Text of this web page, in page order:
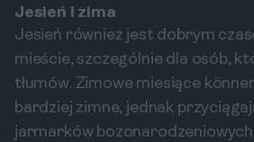
Jesień i zima
Jesień również jest dobrym
mieście, szczególnie dla osób,
tłumów. Zimowe miesiące
bardziej zimne, jednak
jarmarków